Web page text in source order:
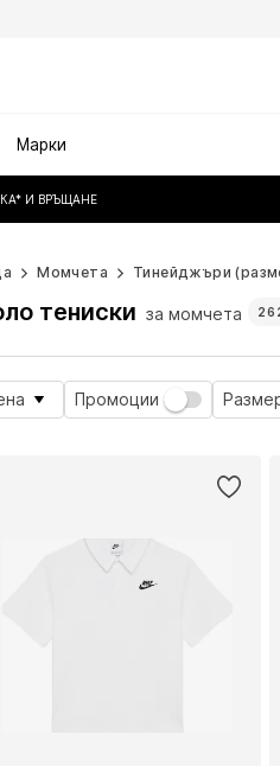
Марки
И ВРЪЩАНЕ
Момчета Тинейджъри
тениски за момчета
Промоции